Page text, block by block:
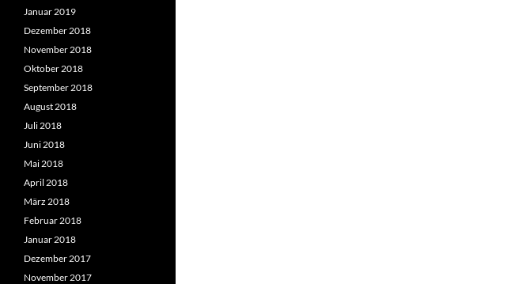
Januar 2019
Dezember 2018
November 2018
Oktober 2018
September 2018
August 2018
Juli 2018
Juni 2018
Mai 2018
April 2018
März 2018
Februar 2018
Januar 2018
Dezember 2017
November 2017